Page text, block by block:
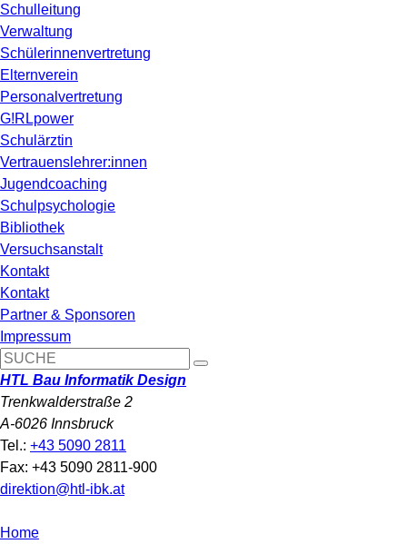
Schulleitung
Verwaltung
Schülerinnenvertretung
Elternverein
Personalvertretung
G!RLpower
Schulärztin
Vertrauenslehrer:innen
Jugendcoaching
Schulpsychologie
Bibliothek
Versuchsanstalt
Kontakt
Kontakt
Partner & Sponsoren
Impressum
HTL Bau Informatik Design
Trenkwalderstraße 2
A-6026 Innsbruck
Tel.: +43 5090 2811
Fax: +43 5090 2811-900
direktion@htl-ibk.at
Home